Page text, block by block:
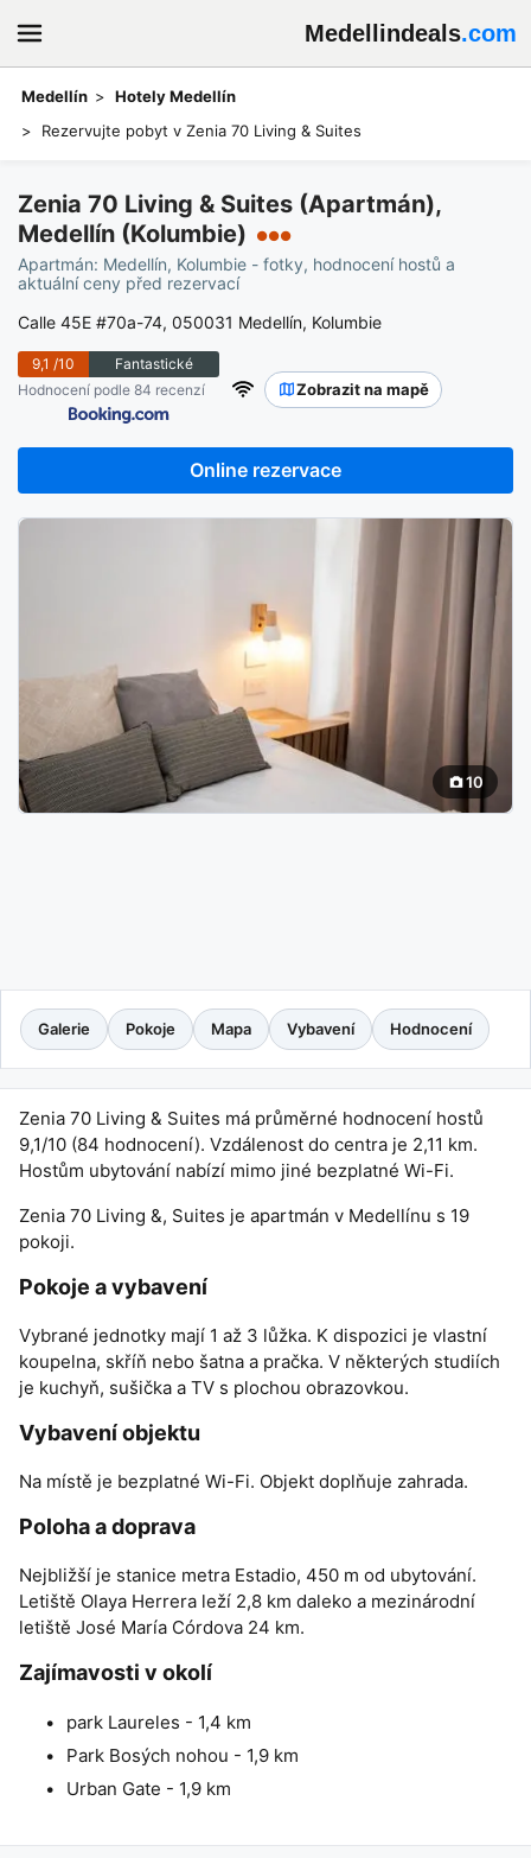
Medellindeals.com
Medellín
Hotely Medellín
Rezervujte pobyt v Zenia 70 Living & Suites
Zenia 70 Living & Suites (Apartmán),
Medellín (Kolumbie)
●●●
Apartmán: Medellín, Kolumbie - fotky, hodnocení hostů a
aktuální ceny před rezervací
Calle 45E #70a-74, 050031 Medellín, Kolumbie
9,1 /10
Fantastické
Hodnocení podle 84 recenzí
Zobrazit na mapě
Online rezervace
10
Galerie Pokoje Mapa Vybavení Hodnocení
Zenia 70 Living & Suites má průměrné hodnocení hostů
9,1/10 (84 hodnocení). Vzdálenost do centra je 2,11 km.
Hostům ubytování nabízí mimo jiné bezplatné Wi-Fi.
Zenia 70 Living &, Suites je apartmán v Medellínu s 19
pokoji.
Pokoje a vybavení
Vybrané jednotky mají 1 až 3 lůžka. K dispozici je vlastní
koupelna, skříň nebo šatna a pračka. V některých studiích
je kuchyň, sušička a TV s plochou obrazovkou.
Vybavení objektu
Na místě je bezplatné Wi-Fi. Objekt doplňuje zahrada.
Poloha a doprava
Nejbližší je stanice metra Estadio, 450 m od ubytování.
Letiště Olaya Herrera leží 2,8 km daleko a mezinárodní
letiště José María Córdova 24 km.
Zajímavosti v okolí
park Laureles - 1,4 km
Park Bosých nohou - 1,9 km
Urban Gate - 1,9 km